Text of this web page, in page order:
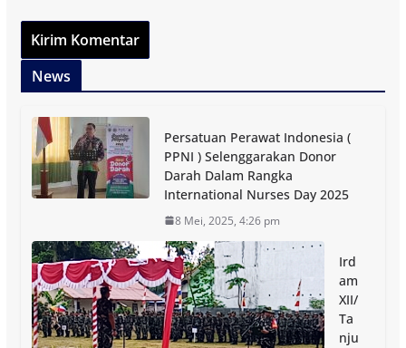
News
Persatuan Perawat Indonesia (
PPNI ) Selenggarakan Donor
Darah Dalam Rangka
International Nurses Day 2025
8 Mei, 2025, 4:26 pm
Ird
am
XII/
Ta
nju